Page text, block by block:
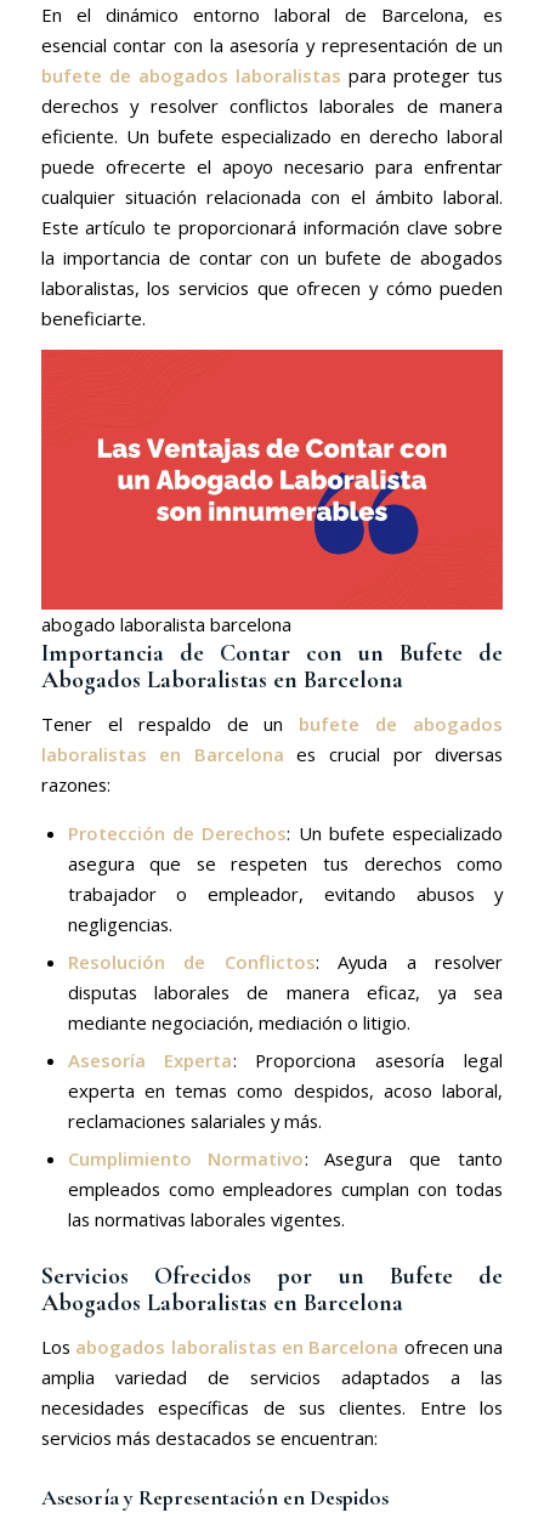
En el dinámico entorno laboral de Barcelona, es
esencial contar con la asesoría y representación de un
bufete de abogados laboralistas para proteger tus
derechos y resolver conflictos laborales de manera
eficiente. Un bufete especializado en derecho laboral
puede ofrecerte el apoyo necesario para enfrentar
cualquier situación relacionada con el ámbito laboral.
Este artículo te proporcionará información clave sobre
la importancia de contar con un bufete de abogados
laboralistas, los servicios que ofrecen y cómo pueden
beneficiarte.
abogado laboralista barcelona
Importancia de Contar con un Bufete de
Abogados Laboralistas en Barcelona
Tener el respaldo de un bufete de abogados
laboralistas en Barcelona es crucial por diversas
razones:
Protección de Derechos: Un bufete especializado
asegura que se respeten tus derechos como
trabajador o empleador, evitando abusos y
negligencias.
Resolución de Conflictos: Ayuda a resolver
disputas laborales de manera eficaz, ya sea
mediante negociación, mediación o litigio.
Asesoría Experta: Proporciona asesoría legal
experta en temas como despidos, acoso laboral,
reclamaciones salariales y más.
Cumplimiento Normativo: Asegura que tanto
empleados como empleadores cumplan con todas
las normativas laborales vigentes.
Servicios Ofrecidos por un Bufete de
Abogados Laboralistas en Barcelona
Los abogados laboralistas en Barcelona ofrecen una
amplia variedad de servicios adaptados a las
necesidades específicas de sus clientes. Entre los
servicios más destacados se encuentran:
Asesoría y Representación en Despidos